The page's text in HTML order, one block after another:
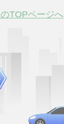
TOPページへ